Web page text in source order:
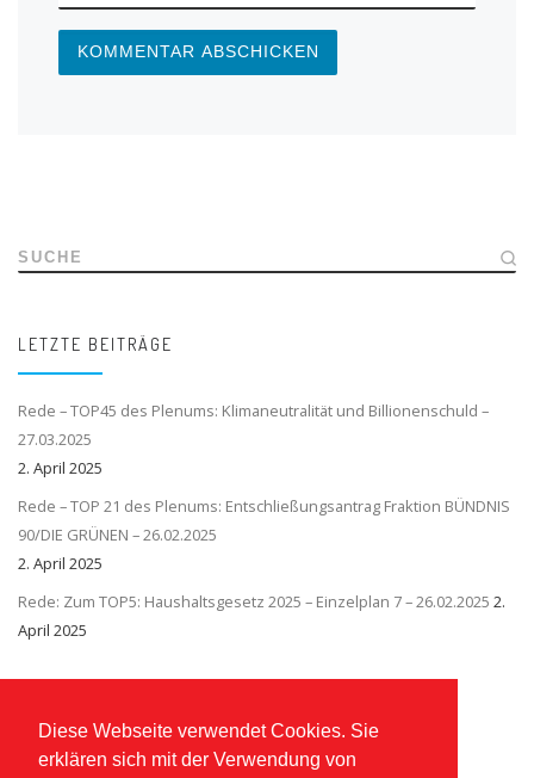
Diese Webseite verwendet Cookies. Sie
erklären sich mit der Verwendung von
SUCHE
LETZTE BEITRÄGE
Rede – TOP45 des Plenums: Klimaneutralität und Billionenschuld –
27.03.2025
2. April 2025
Rede – TOP 21 des Plenums: Entschließungsantrag Fraktion BÜNDNIS
90/DIE GRÜNEN – 26.02.2025
2. April 2025
Rede: Zum TOP5: Haushaltsgesetz 2025 – Einzelplan 7 – 26.02.2025 2.
April 2025